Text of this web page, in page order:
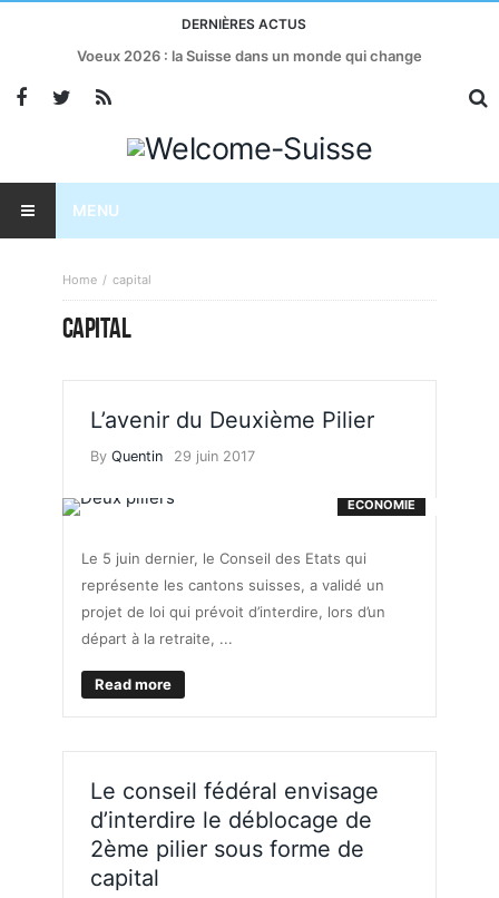
DERNIÈRES ACTUS
Voeux 2026 : la Suisse dans un monde qui change
MENU
Home capital
CAPITAL
L’avenir du Deuxième Pilier
By Quentin 29 juin 2017
ECONOMIE
Le 5 juin dernier, le Conseil des Etats qui
représente les cantons suisses, a validé un
projet de loi qui prévoit d’interdire, lors d’un
départ à la retraite, ...
Read more
Le conseil fédéral envisage
d’interdire le déblocage de
2ème pilier sous forme de
capital